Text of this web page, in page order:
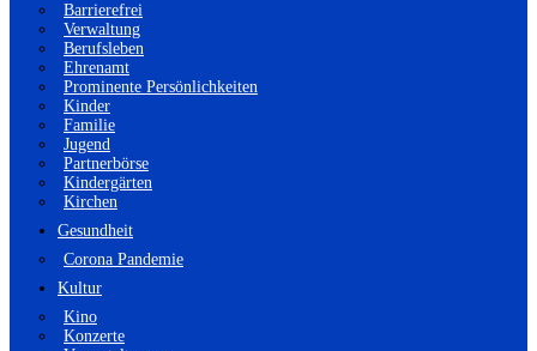
Barrierefrei
Verwaltung
Berufsleben
Ehrenamt
Prominente Persönlichkeiten
Kinder
Familie
Jugend
Partnerbörse
Kindergärten
Kirchen
Gesundheit
Corona Pandemie
Kultur
Kino
Konzerte